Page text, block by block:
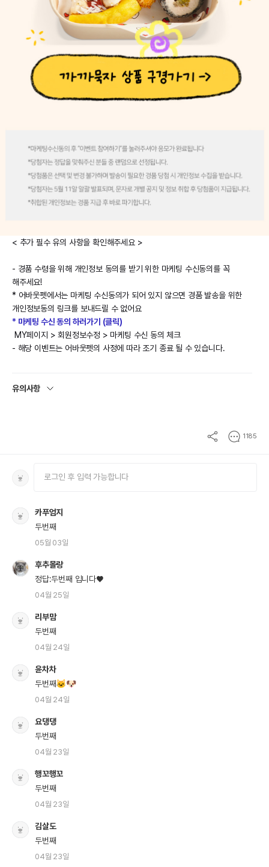
< 추가 필수 유의 사항을 확인해주세요 >
- 경품 수령을 위해 개인정보 동의를 받기 위한 마케팅 수신동의를 꼭
해주세요!
* 어바웃펫에서는 마케팅 수신동의가 되어 있지 않으면 경품 발송을 위한
개인정보동의 링크를 보내드릴 수 없어요
* 마케팅 수신 동의 하러가기 (클릭)
MY페이지 > 회원정보수정 > 마케팅 수신 동의 체크
- 해당 이벤트는 어바웃펫의 사정에 따라 조기 종료 될 수 있습니다.
유의사항
1185
카푸엄지
두번째
05월 03일
후추몰랑
정답:두번째 입니다♥
04월 25일
리부맘
두번째
04월 24일
윤차차
두번째🐱🐶
04월 24일
요댕댕
두번째
04월 23일
행꼬행꼬
두번째
04월 23일
김살도
두번째
04월 23일